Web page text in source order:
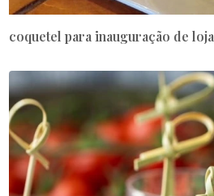
coquetel para inauguração de loja